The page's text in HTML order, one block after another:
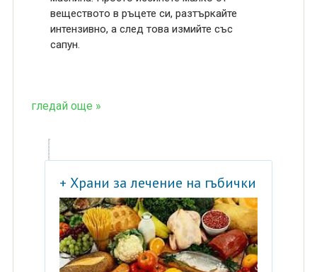
веществото в ръцете си, разтъркайте
интензивно, а след това измийте със
сапун.
гледай още »
+ Храни за лечение на гъбички